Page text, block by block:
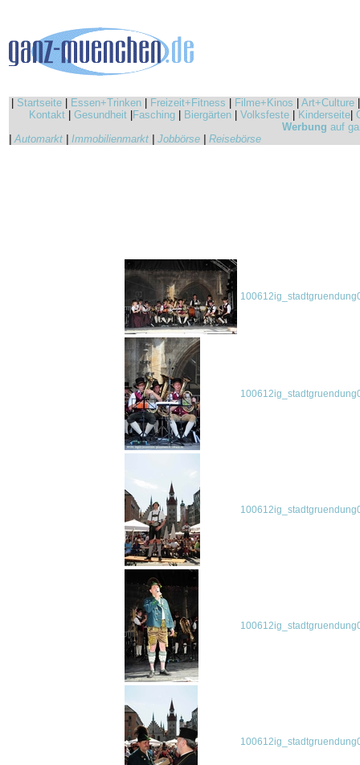
Startseite Essen+Trinken Freizeit+Fitness Filme+Kinos Art+Culture
Kontakt
Gesundheit Fasching Biergärten Volksfeste Kinderseite
Werbung auf
|Automarkt Immobilienmarkt Jobbörse Reisebörse